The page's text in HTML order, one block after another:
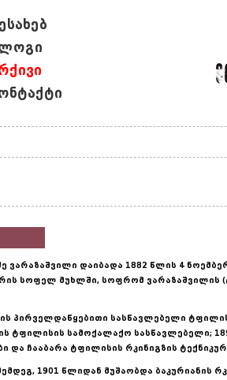
ვარაზაშვილი დაიბადა 1882 წლის 4
სოფელ მუხლში, სოფრომ ვარაზაშვილის
პირველდაწყებითი სასწავლებელი
ტფილისის სამოქალაქო სასწავლებელი;
და ჩააბარა ტფილისის რკინიგზის
1901 წლიდან მუშაობდა ბაკურიანის